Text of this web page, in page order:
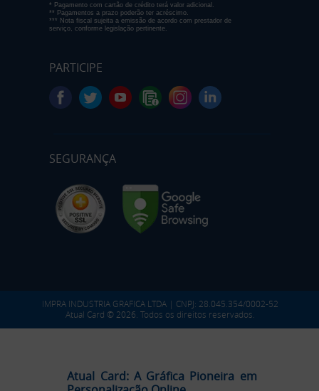
* Pagamento com cartão de crédito terá valor adicional.
** Pagamentos a prazo poderão ter acréscimo.
*** Nota fiscal sujeita a emissão de acordo com prestador de
serviço, conforme legislação pertinente.
PARTICIPE
SEGURANÇA
IMPRA INDUSTRIA GRAFICA LTDA | CNPJ: 28.045.354/0002-52
Atual Card © 2026. Todos os direitos reservados.
Atual Card: A Gráfica Pioneira em